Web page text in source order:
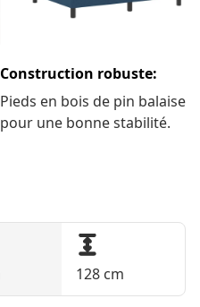
Construction robuste:
Pieds en bois de pin balaise